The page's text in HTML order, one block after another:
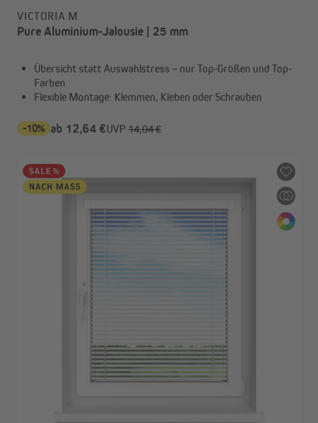
VICTORIA M
Pure Aluminium-Jalousie | 25 mm
Übersicht statt Auswahlstress – nur Top-Größen und Top-
Farben
Flexible Montage: Klemmen, Kleben oder Schrauben
-10% ab 12,64 €UVP 14,04 €